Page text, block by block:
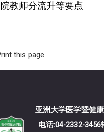
教师分流升等要点
this page
亚洲大学医
电话:04-2332-3456